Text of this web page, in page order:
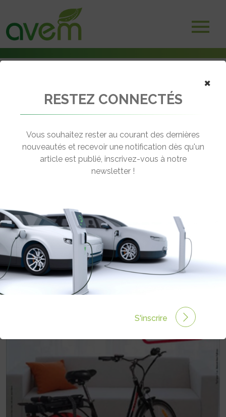
V’Lille ajoute des vélos électriques à son offre
← Revenir aux actualités
ÉLECTRIQUES À SON OFFRE
Rédigé par le 05 Déc 2012 à 00:00 0 commentaires
×
RESTEZ CONNECTÉS
Vous souhaitez rester au courant des dernières
nouveautés et recevoir une notification dès qu'un
article est publié, inscrivez-vous à notre
newsletter !
S'inscrire